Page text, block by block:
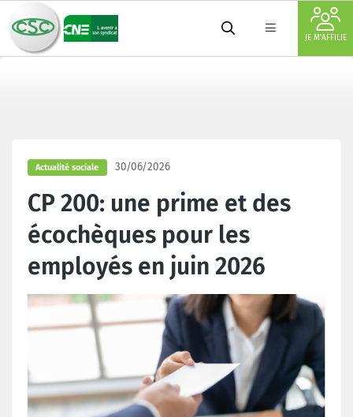
JE M'AFFILIE
Actualité sociale 30/06/2026
CP 200: une prime et des
écochèques pour les
employés en juin 2026